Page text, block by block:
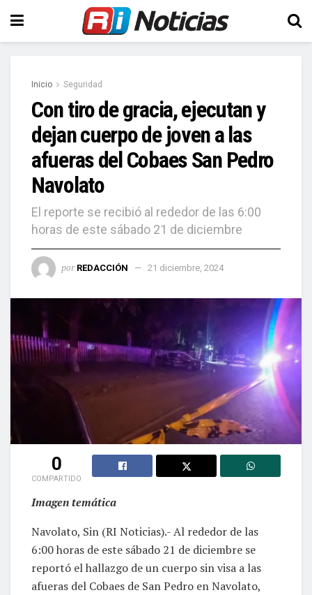
Inicio Seguridad
Con tiro de gracia, ejecutan y
dejan cuerpo de joven a las
afueras del Cobaes San Pedro
Navolato
El reporte se recibió al rededor de las 6:00
horas de este sábado 21 de diciembre
por REDACCIÓN 21 diciembre, 2024
0
COMPARTIDO
Imagen temática
Navolato, Sin (RI Noticias).- Al rededor de las
6:00 horas de este sábado 21 de diciembre se
reportó el hallazgo de un cuerpo sin visa a las
afueras del Cobaes de San Pedro en Navolato,